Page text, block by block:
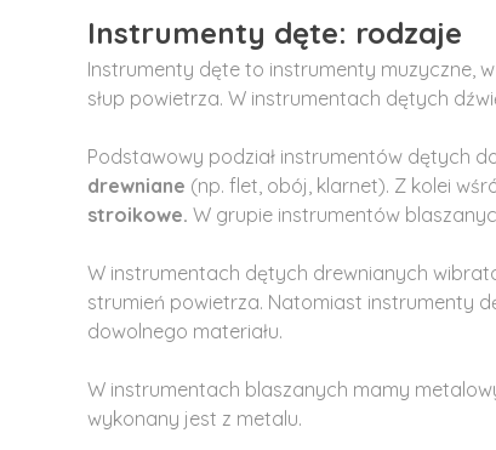
Instrumenty dęte: rodzaje
Instrumenty dęte to instrumenty muzyczne,
słup powietrza. W instrumentach dętych
Podstawowy podział instrumentów dętych
drewniane (np. flet, obój, klarnet). Z kolei
stroikowe. W grupie instrumentów
W instrumentach dętych drewnianych
strumień powietrza. Natomiast instrumenty
dowolnego materiału.
W instrumentach blaszanych mamy
wykonany jest z metalu.